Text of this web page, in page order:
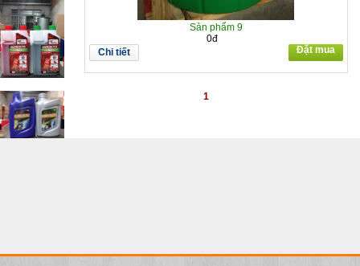
Sản phẩm 9
0đ
Chi tiết
Đặt mua
1